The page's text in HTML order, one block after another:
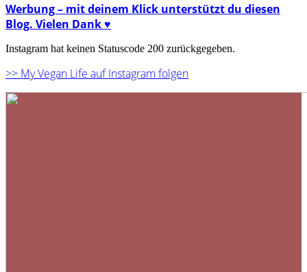
Werbung – mit deinem Klick unterstützt du diesen
Blog. Vielen Dank ♥
Instagram hat keinen Statuscode 200 zurückgegeben.
>> My Vegan Life auf Instagram folgen